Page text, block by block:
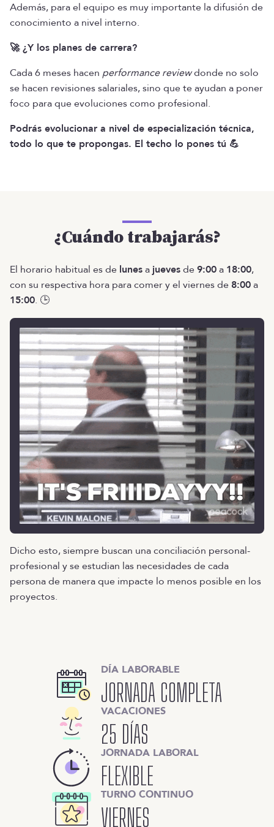
Además, para el equipo es muy importante la difusión de
conocimiento a nivel interno.
🚀 ¿Y los planes de carrera?
Cada 6 meses hacen performance reviewdonde no solo
se hacen revisiones salariales, sino que te ayudan a poner
foco para que evoluciones como profesional.
Podrás evolucionar a nivel de especialización técnica,
todo lo que te propongas. El techo lo pones tú 💪
¿Cuándo trabajarás?
El horario habitual es de lunesa juevesde9:00a 18:00,
con su respectiva hora para comer y el viernes de 8:00a
15:00. 🕒
Dicho esto, siempre buscan una conciliación personal-
profesional y se estudian las necesidades de cada
persona de manera que impacte lo menos posible en los
proyectos.
DÍA LABORABLE
JORNADA COMPLETA
VACACIONES
25 DÍAS
JORNADA LABORAL
FLEXIBLE
TURNO CONTINUO
VIERNES